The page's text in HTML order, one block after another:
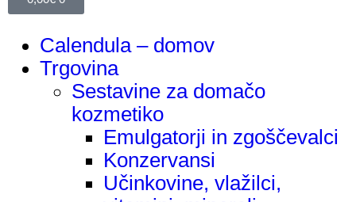
Calendula – domov
Trgovina
Sestavine za domačo
kozmetiko
Emulgatorji in zgoščevalci
Konzervansi
Učinkovine, vlažilci,